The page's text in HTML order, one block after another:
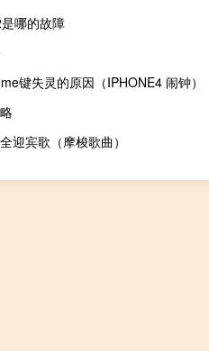
哪的故障
键失灵的原因（IPHONE4 闹钟）
迎宾歌（摩梭歌曲）